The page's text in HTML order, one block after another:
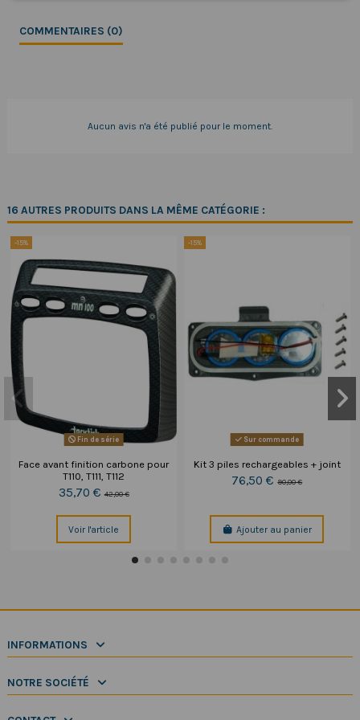
COMMENTAIRES (0)
Aucun avis n'a été publié pour le moment.
16 AUTRES PRODUITS DANS LA MÊME CATÉGORIE :
-15%
Fin de série
Face avant finition carbone pour
T110, T111, T112
35,70 €42,00 €
Voir l'article
-15%
Sur commande
Kit 3 piles rechargeables + joint
76,50 €90,00 €
Ajouter au panier
INFORMATIONS
NOTRE SOCIÉTÉ